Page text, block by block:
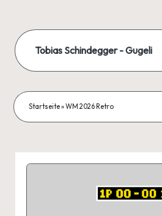
content
Tobias Schindegger - Gugeli
Startseite»WM 2026 Retro